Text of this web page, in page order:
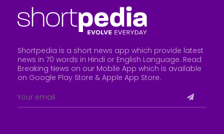
Shortpedia is a short news app which provide latest
news in 70 words in Hindi or English Language. Read
Breaking News on our Mobile App which is available
on Google Play Store & Apple App Store.